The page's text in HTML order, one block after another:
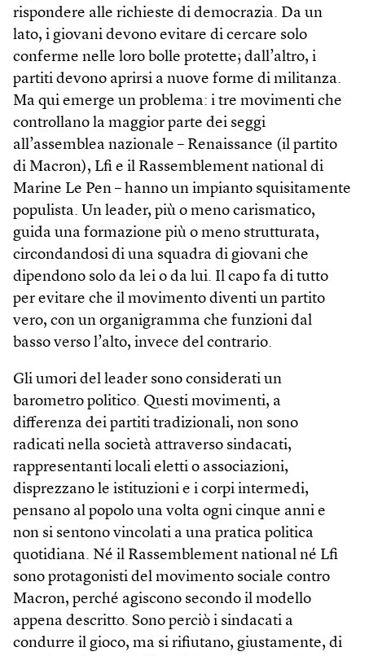
rispondere alle richieste di democrazia. Da un
lato, i giovani devono evitare di cercare solo
conferme nelle loro bolle protette; dall’altro, i
partiti devono aprirsi a nuove forme di militanza.
Ma qui emerge un problema: i tre movimenti che
controllano la maggior parte dei seggi
all’assemblea nazionale – Renaissance (il partito
di Macron), Lfi e il Rassemblement national di
Marine Le Pen – hanno un impianto squisitamente
populista. Un leader, più o meno carismatico,
guida una formazione più o meno strutturata,
circondandosi di una squadra di giovani che
dipendono solo da lei o da lui. Il capo fa di tutto
per evitare che il movimento diventi un partito
vero, con un organigramma che funzioni dal
basso verso l’alto, invece del contrario.
Gli umori del leader sono considerati un
barometro politico. Questi movimenti, a
differenza dei partiti tradizionali, non sono
radicati nella società attraverso sindacati,
rappresentanti locali eletti o associazioni,
disprezzano le istituzioni e i corpi intermedi,
pensano al popolo una volta ogni cinque anni e
non si sentono vincolati a una pratica politica
quotidiana. Né il Rassemblement national né Lfi
sono protagonisti del movimento sociale contro
Macron, perché agiscono secondo il modello
appena descritto. Sono perciò i sindacati a
condurre il gioco, ma si rifiutano, giustamente, di